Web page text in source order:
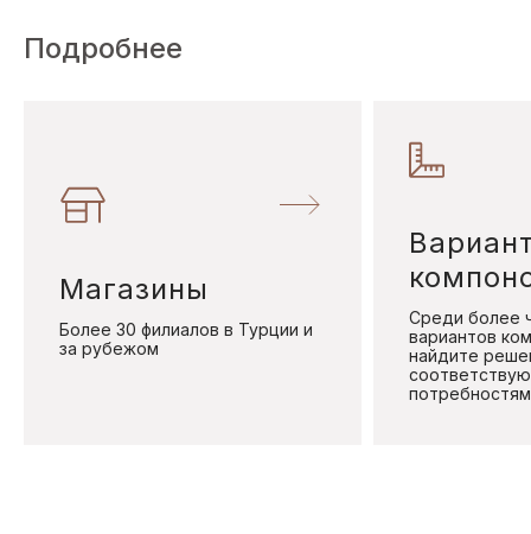
Подробнее
Магазины
Более 30 филиалов в Турции и
за рубежом
Среди более
вариантов
найдите